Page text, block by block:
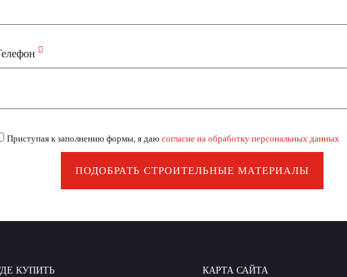
Приступая к заполнению формы, я даю согласие на обработку персональных данных
ПОДОБРАТЬ СТРОИТЕЛЬНЫЕ МАТЕРИАЛЫ
КУПИТЬ КАРТА САЙТА